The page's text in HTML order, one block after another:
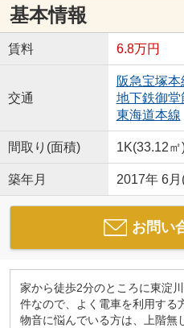
基本情報
賃料 6.8万円
交通
阪急宝塚本
地下鉄御堂
東海道本線
間取り(面積) 1K(33.12㎡
築年月 2017年 6
お問い
家から徒歩2分のところに東淀
件なので、よく電車を利用する
物音に悩んでいる方は、上階無